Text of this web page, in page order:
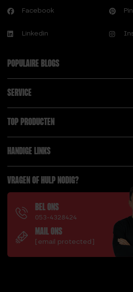
Facebook
Linkedin
POPULAIRE BLOGS
SERVICE
TOP PRODUCTEN
HANDIGE LINKS
VRAGEN OF HULP NODIG?
BEL ONS
053-4328424
MAIL ONS
[email protected]